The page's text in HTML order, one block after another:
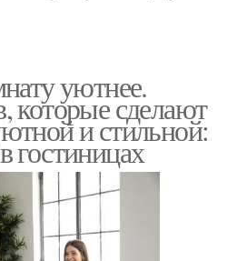
уютнее.
которые сделают
и стильной:
гостиницах